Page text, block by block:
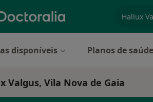
disponíveis Planos de saúde
Valgus, Vila Nova de Gaia